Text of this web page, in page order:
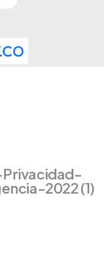
2022 (1)